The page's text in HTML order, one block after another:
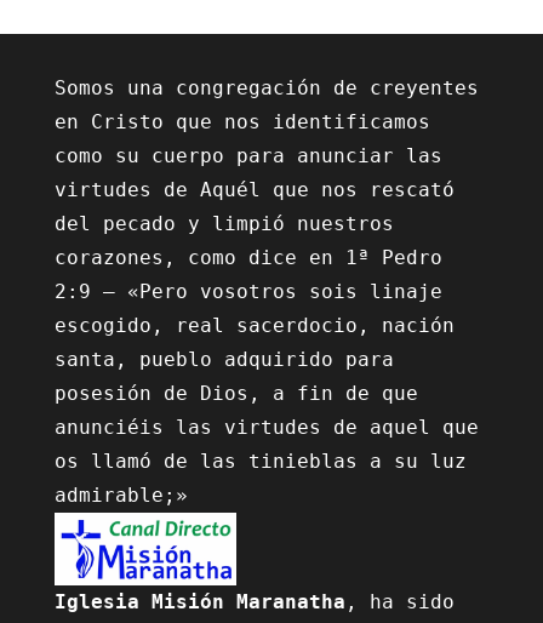
Somos una congregación de creyentes
en Cristo que nos identificamos
como su cuerpo para anunciar las
virtudes de Aquél que nos rescató
del pecado y limpió nuestros
corazones, como dice en 1ª Pedro
2:9 – «Pero vosotros sois linaje
escogido, real sacerdocio, nación
santa, pueblo adquirido para
posesión de Dios, a fin de que
anunciéis las virtudes de aquel que
os llamó de las tinieblas a su luz
Iglesia Misión Maranatha , ha sido